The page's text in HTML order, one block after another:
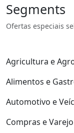
Segments
Ofertas especiais
Agricultura e
Alimentos e
Automotivo e
Compras e Varejo